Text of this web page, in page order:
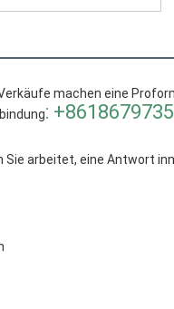
machen eine
:
arbeitet, eine Antwort